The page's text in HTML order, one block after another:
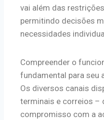
vai além das
permitindo decisões
necessidades
Compreender o
fundamental para seu
Os diversos canais
terminais e correios –
compromisso com a